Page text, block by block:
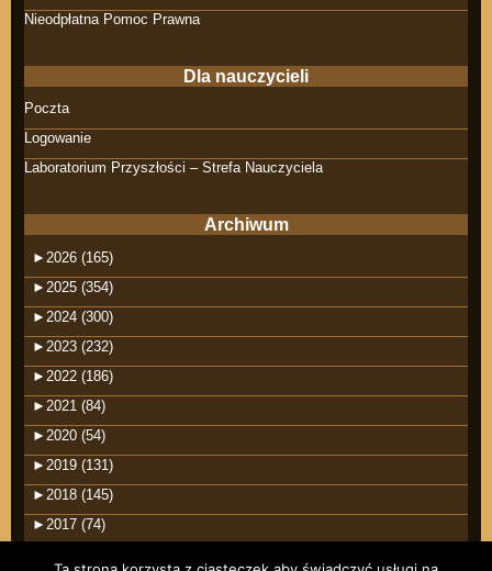
Nieodpłatna Pomoc Prawna
Dla nauczycieli
Poczta
Logowanie
Laboratorium Przyszłości – Strefa Nauczyciela
Archiwum
► 2026 (165)
► 2025 (354)
► 2024 (300)
► 2023 (232)
► 2022 (186)
► 2021 (84)
► 2020 (54)
► 2019 (131)
► 2018 (145)
► 2017 (74)